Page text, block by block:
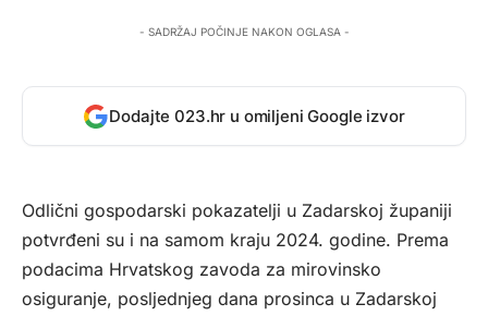
- SADRŽAJ POČINJE NAKON OGLASA -
Dodajte 023.hr u omiljeni Google izvor
Odlični gospodarski pokazatelji u Zadarskoj županiji
potvrđeni su i na samom kraju 2024. godine. Prema
podacima Hrvatskog zavoda za mirovinsko
osiguranje, posljednjeg dana prosinca u Zadarskoj